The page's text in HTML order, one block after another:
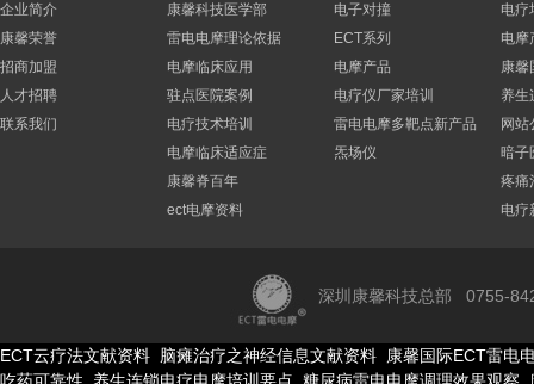
企业简介
康馨荣誉
招商加盟
人才招聘
联系我们
康馨科技医学部
雷电电摩理论依据
电摩临床应用
驻点医院案例
电疗技术培训
电摩临床适应症
康馨脊百年
ect电摩资料
电子对撞
ECT系列
电摩产品
电疗仪厂家培训
雷电电摩多靶点新产品
炁场仪
电疗
电摩
康馨
养生
网站
暗子
疼痛
电疗
深圳康馨科技总部 0755-
ECT云疗法文献资料 脑瘫治疗之神经信息文献资料
康馨国际ECT雷电